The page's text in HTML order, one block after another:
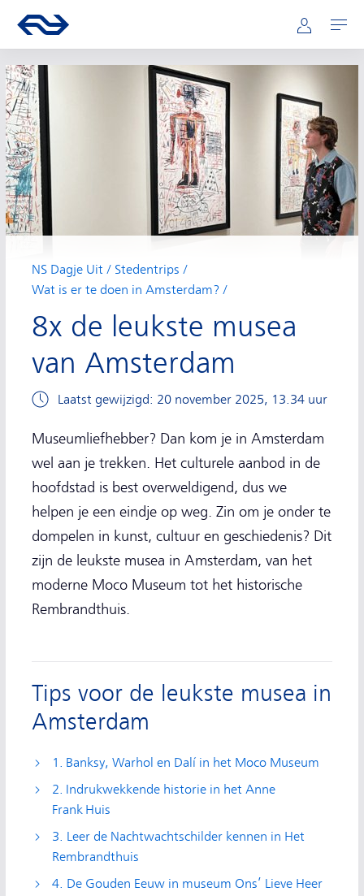
Hoofdnavigatie
Ga naar de homepage van ns.nl Mijn NS
Openen
NS Dagje Uit
Stedentrips
Wat is er te doen in Amsterdam?
8x de leukste musea
van Amsterdam
Laatst gewijzigd: 20 november 2025, 13.34 uur
Museumliefhebber? Dan kom je in Amsterdam
wel aan je trekken. Het culturele aanbod in de
hoofdstad is best overweldigend, dus we
helpen je een eindje op weg. Zin om je onder te
dompelen in kunst, cultuur en geschiedenis? Dit
zijn de leukste musea in Amsterdam, van het
moderne Moco Museum tot het historische
Rembrandthuis.
Tips voor de leukste musea in
Amsterdam
1. Banksy, Warhol en Dalí in het Moco Museum
2. Indrukwekkende historie in het Anne
Frank Huis
3. Leer de Nachtwachtschilder kennen in Het
Rembrandthuis
4. De Gouden Eeuw in museum Ons’ Lieve Heer